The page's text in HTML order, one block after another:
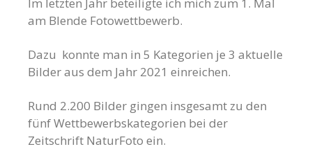
am Blende Fotowettbewerb.
Dazu konnte man in 5 Kategorien je 3 aktuelle
Bilder aus dem Jahr 2021 einreichen.
Rund 2.200 Bilder gingen insgesamt zu den
fünf Wettbewerbskategorien bei der
Zeitschrift NaturFoto ein.